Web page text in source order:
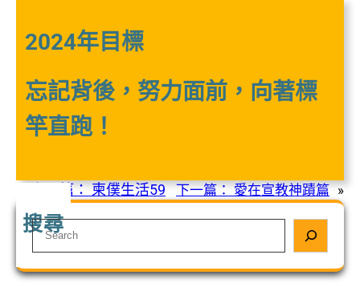
2024年目標
忘記背後，努力面前，向著標
竿直跑！
上一篇：柬僕生活59 下一篇： 愛在宣教神蹟篇 »
搜尋
S
a